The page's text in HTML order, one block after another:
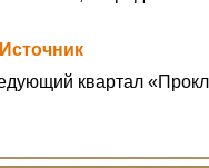
Источник
квартал